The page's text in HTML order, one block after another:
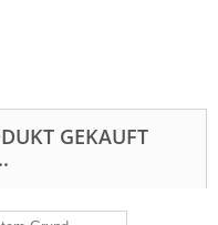
GEKAUFT